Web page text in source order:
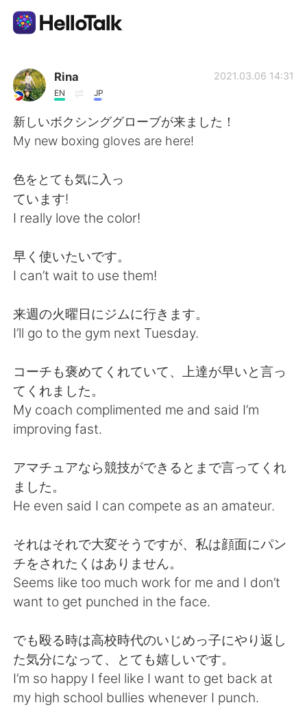
Aplikasi Pertukaran Bahasa
AI Grammar Checker
Indonesia
English
العربية Français
Deutsch 日本語
ไทย Italiano
Türkçe Tiếng Việt
Rina
EN JP
2021.03.06 14:31
新しいボクシンググローブが来ました！
My new boxing gloves are here!
色をとても気に入っ
ています!
I really love the color!
早く使いたいです。
I can’t wait to use them!
来週の火曜日にジムに行きます。
I’ll go to the gym next Tuesday.
コーチも褒めてくれていて、上達が早いと言っ
てくれました。
My coach complimented me and said I’m
improving fast.
アマチュアなら競技ができるとまで言ってくれ
ました。
He even said I can compete as an amateur.
それはそれで大変そうですが、私は顔面にパン
チをされたくはありません。
Seems like too much work for me and I don’t
want to get punched in the face.
でも殴る時は高校時代のいじめっ子にやり返し
た気分になって、とても嬉しいです。
I’m so happy I feel like I want to get back at
my high school bullies whenever I punch.